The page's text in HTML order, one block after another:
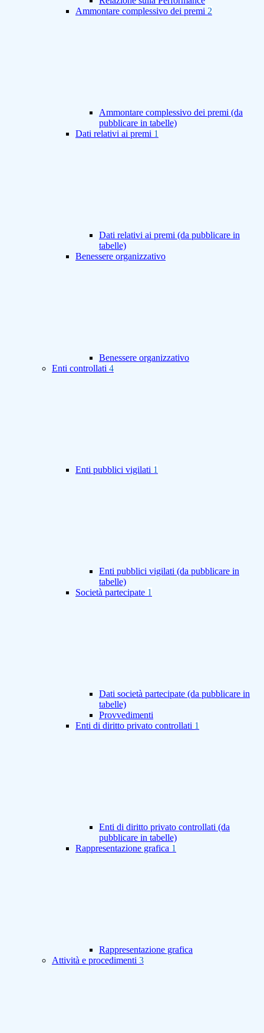
Ammontare complessivo dei premi 2
Ammontare complessivo dei premi (da
pubblicare in tabelle)
Dati relativi ai premi 1
Dati relativi ai premi (da pubblicare in
tabelle)
Benessere organizzativo
Benessere organizzativo
Enti controllati 4
Enti pubblici vigilati 1
Enti pubblici vigilati (da pubblicare in
tabelle)
Società partecipate 1
Dati società partecipate (da pubblicare in
tabelle)
Provvedimenti
Enti di diritto privato controllati 1
Enti di diritto privato controllati (da
pubblicare in tabelle)
Rappresentazione grafica 1
Rappresentazione grafica
Attività e procedimenti 3